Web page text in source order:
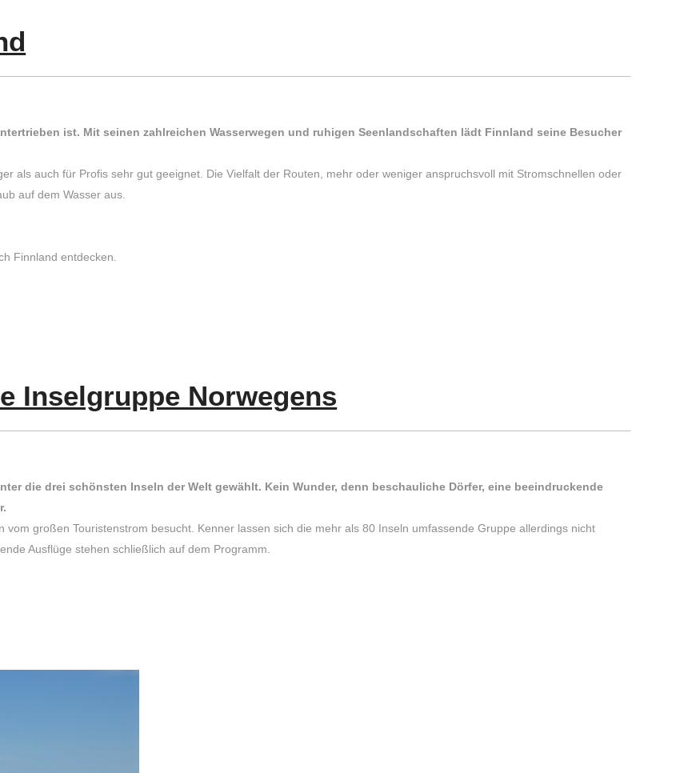
ist. Mit seinen zahlreichen Wasserwegen und ruhigen Seenlandschaften lädt Finnland seine Besucher
als auch für Profis sehr gut geeignet. Die Vielfalt der Routen, mehr oder weniger anspruchsvoll mit Stromschnellen oder
auf dem Wasser aus.
Finnland entdecken.
Inselgruppe Norwegens
die drei schönsten Inseln der Welt gewählt. Kein Wunder, denn beschauliche Dörfer, eine beeindruckende
großen Touristenstrom besucht. Kenner lassen sich die mehr als 80 Inseln umfassende Gruppe allerdings nicht
Ausflüge stehen schließlich auf dem Programm.